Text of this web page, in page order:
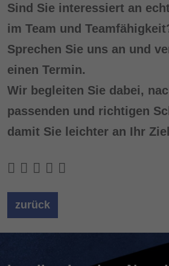
Sind Sie interessiert an
im Team und
Sprechen Sie uns an und
einen Termin.
Wir begleiten Sie dabei,
passenden und richtigen
damit Sie leichter an Ihr
zurück